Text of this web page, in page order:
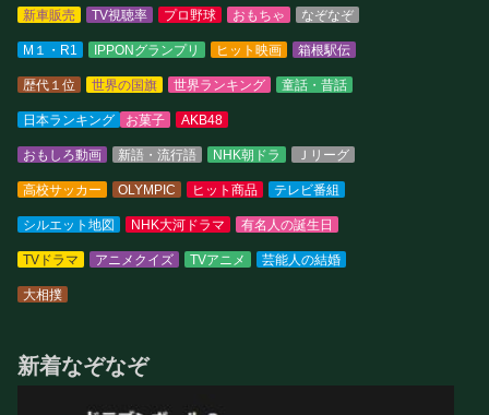
新車販売 TV視聴率 プロ野球 おもちゃ なぞなぞ
M１・R1 IPPONグランプリ ヒット映画 箱根駅伝
歴代１位 世界の国旗 世界ランキング 童話・昔話
日本ランキング お菓子 AKB48
おもしろ動画 新語・流行語 NHK朝ドラ Ｊリーグ
高校サッカー OLYMPIC ヒット商品 テレビ番組
シルエット地図 NHK大河ドラマ 有名人の誕生日
TVドラマ アニメクイズ TVアニメ 芸能人の結婚
大相撲
新着なぞなぞ